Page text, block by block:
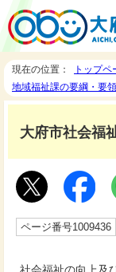
現在の位置： トップペ
地域福祉課の要綱・要
大府市社会福
ページ番号1009436